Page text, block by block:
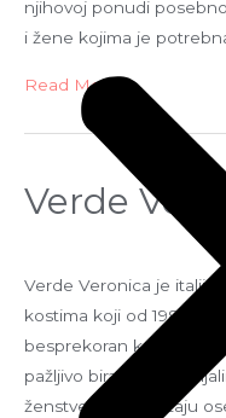
njihovoj ponudi
i žene kojima je
Read More »
Verde
Verde Veronica je
kostima koji od 1983.
besprekoran kroj.
pažljivo biranim
ženstvenost i pružaju